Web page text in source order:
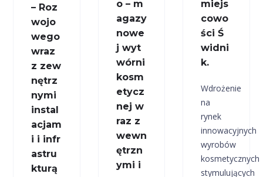
– Roz
wojo
wego
wraz
z zew
nętrz
nymi
instal
acjam
i i infr
astru
kturą
o – m
agazy
nowe
j wyt
wórni
kosm
etycz
nej w
raz z
wewn
ętrzn
ymi i
miejs
cowo
ści Ś
widni
k.
Wdrożenie
na
rynek
innowacyjnych
wyrobów
kosmetycznych
stymulujących